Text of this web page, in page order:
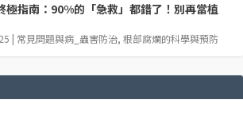
極指南：90%的「急救」都錯了！別再當植
| 常見問題與病_蟲害防治, 根部腐爛的科學與預防